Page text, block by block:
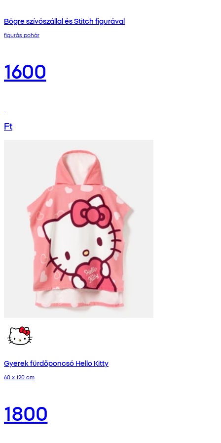
Bögre szívószállal és Stitch figurával
figurás pohár
1600
Ft
Gyerek fürdőponcsó Hello Kitty
60 x 120 cm
1800